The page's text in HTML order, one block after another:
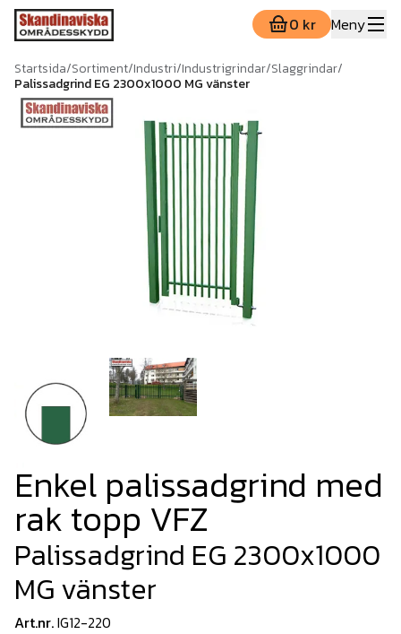
0 kr Meny
Startsida/Sortiment/Industri/Industrigrindar/Slaggrindar/
Palissadgrind EG 2300x1000 MG vänster
Enkel palissadgrind med
rak topp VFZ
Palissadgrind EG 2300x1000
MG vänster
Art.nr.IG12-220